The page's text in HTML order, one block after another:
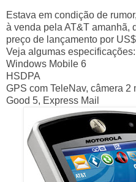
Estava em condição de
à venda pela AT&T amanhã,
preço de lançamento por
Veja algumas especificações:
Windows Mobile 6
HSDPA
GPS com TeleNav, câmera 2
Good 5, Express Mail